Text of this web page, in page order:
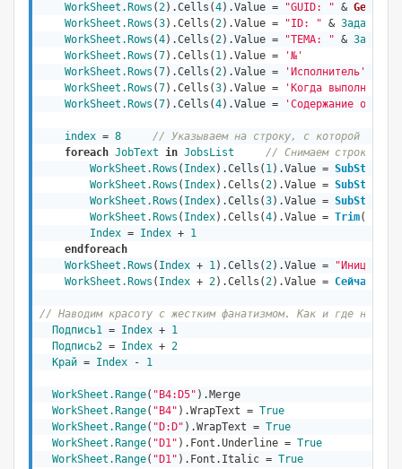
WorkSheet.Rows (2).Cells(4).Value = "GUID: " &
WorkSheet.Rows (3).Cells(2).Value = "ID: " & Задача.ID
WorkSheet.Rows (4).Cells(2).Value = "ТЕМА: " &
WorkSheet.Rows (7).Cells( 1).Value =
'№'
WorkSheet.Rows (7).Cells(2).Value =
'Исполнитель'
WorkSheet.Rows (7).Cells(3).Value =
'Когда выполнено'
WorkSheet.Rows (7).Cells(4).Value = 'Содержание
index = 8
// Указываем на строку, с которой
foreach JobText in JobsList
// Снимаем строки и
WorkSheet.Rows ( Index).Cells( 1).Value = SubString
WorkSheet.Rows ( Index).Cells(2).Value = SubString
WorkSheet.Rows ( Index).Cells(3).Value = SubString
WorkSheet.Rows ( Index).Cells(4).Value = Trim(
Index = Index + 1
endforeach
WorkSheet.Rows ( Index + 1).Cells(2).Value =
WorkSheet.Rows ( Index + 2).Cells(2).Value = Сейчас
// Наводим красоту с жестким фанатизмом. Как и где
Подпись1 = Index + 1
Подпись2 = Index + 2
Край = Index - 1
WorkSheet.Range( "B4:D5" ).Merge
WorkSheet.Range( "B4" ).WrapText = True
WorkSheet.Range( "D:D" ).WrapText = True
WorkSheet.Range( "D1" ).Font.Underline = True
WorkSheet.Range( "D1" ).Font.Italic = True